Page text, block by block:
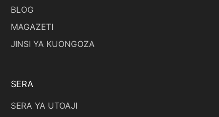
BLOG
MAGAZETI
JINSI YA KUONGOZA
SERA
SERA YA UTOAJI